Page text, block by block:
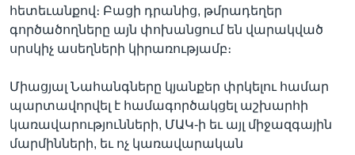
հետեւանքով։ Բացի դրանից, թմրադեղեր
գործածողները այն փոխանցում են վարակված
սրսկիչ ասեղների կիրառությամբ։
Միացյալ Նահանգները կյանքեր փրկելու համար
պարտավորվել է համագործակցել աշխարհի
կառավարությունների, ՄԱԿ-ի եւ այլ միջազգային
մարմինների, եւ ոչ կառավարական